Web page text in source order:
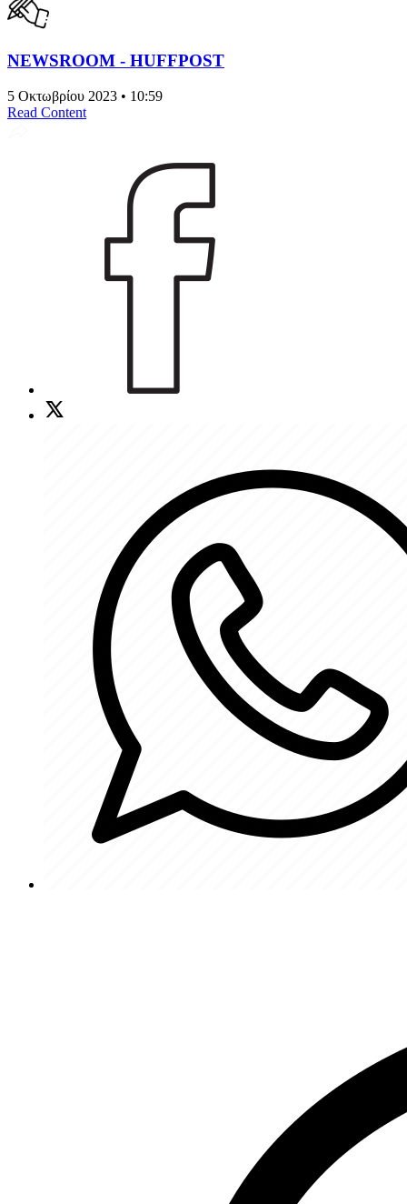
NEWSROOM - HUFFPOST
5 Οκτωβρίου 2023 • 10:59
Read Content